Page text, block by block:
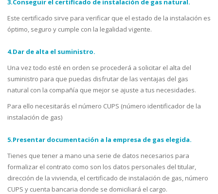
3.Conseguir el certificado de instalación de gas natural.
Este certificado sirve para verificar que el estado de la instalación es
óptimo, seguro y cumple con la legalidad vigente.
4.Dar de alta el suministro.
Una vez todo esté en orden se procederá a solicitar el alta del
suministro para que puedas disfrutar de las ventajas del gas
natural con la compañía que mejor se ajuste a tus necesidades.
Para ello necesitarás el número CUPS (número identificador de la
instalación de gas)
5.Presentar documentación a la empresa de gas elegida.
Tienes que tener a mano una serie de datos necesarios para
formalizar el contrato como son los datos personales del titular,
dirección de la vivienda, el certificado de instalación de gas, número
CUPS y cuenta bancaria donde se domiciliará el cargo.